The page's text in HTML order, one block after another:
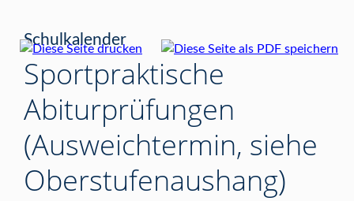
Schulkalender
Sportpraktische
Abiturprüfungen
(Ausweichtermin, siehe
Oberstufenaushang)